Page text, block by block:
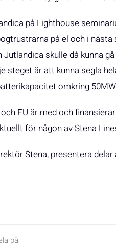
på Lighthouse
på el och i
skulle då kunna
steget är att kunna segla
omkring
EU är med och
för någon av Stena
Stena, presentera
på